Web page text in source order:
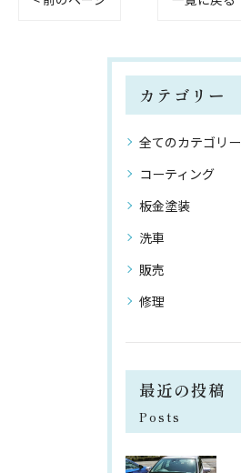
カテゴリー
全てのカテゴリー
コーティング
板金塗装
洗車
販売
修理
最近の投稿
Posts